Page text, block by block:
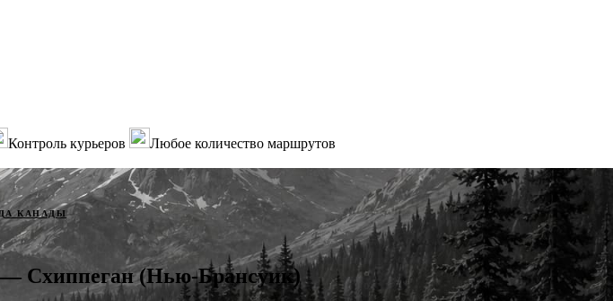
Контроль курьеров
Любое количество маршрутов
КАНАДЫ
— Схиппеган (Нью-Брансуик)